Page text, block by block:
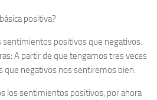
positiva?
positivos que negativos.
A partir de que tengamos tres veces
negativos nos sentiremos bien.
los sentimientos positivos, por ahora